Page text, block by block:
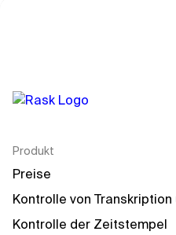
Produkt
Preise
Kontrolle von
Kontrolle der Zeitstempel